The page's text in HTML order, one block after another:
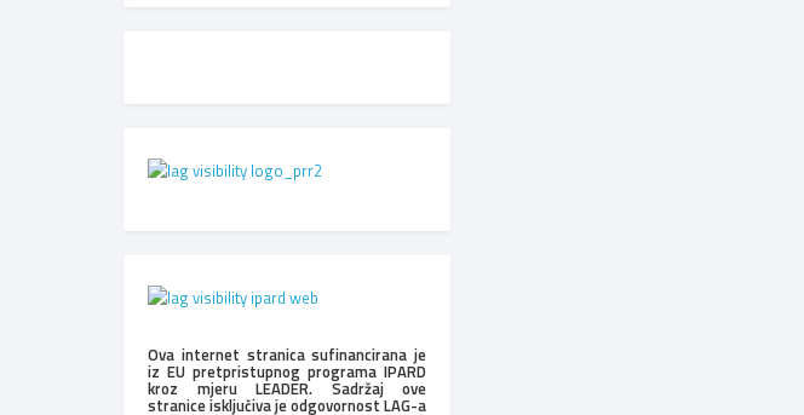
Ova internet stranica sufinancirana je
iz EU pretpristupnog programa IPARD
kroz mjeru LEADER. Sadržaj ove
stranice isključiva je odgovornost LAG-a